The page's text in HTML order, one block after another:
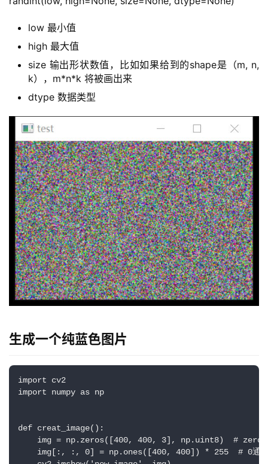
草
凡
客
low 最小值
high 最大值
size 输出形状数值，比如如果给到的shape是（m, n,
k），m*n*k 将被画出来
dtype 数据类型
生成一个纯蓝色图片
import cv2
import numpy as np
def creat_image():
img = np.zeros([400, 400, 3], np.uint8)  # zeros
img[:, :, 0] = np.ones([400, 400]) * 255  # 0通